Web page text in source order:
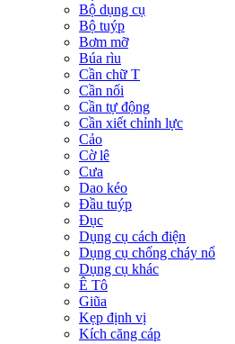
Bộ dụng cụ
Bộ tuýp
Bơm mỡ
Búa rìu
Cần chữ T
Cần nối
Cần tự động
Cần xiết chỉnh lực
Cảo
Cờ lê
Cưa
Dao kéo
Đầu tuýp
Đục
Dụng cụ cách điện
Dụng cụ chống cháy nổ
Dụng cụ khác
Ê Tô
Giũa
Kẹp định vị
Kích căng cáp